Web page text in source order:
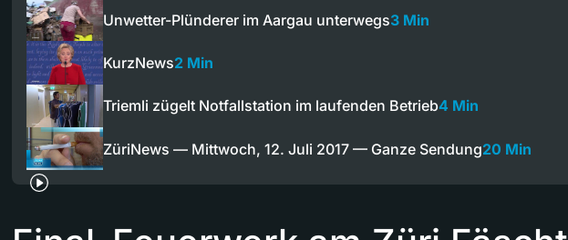
Unwetter-Plünderer im Aargau unterwegs3 Min
KurzNews2 Min
Triemli zügelt Notfallstation im laufenden Betrieb4 Min
ZüriNews — Mittwoch, 12. Juli 2017 — Ganze Sendung20 Min